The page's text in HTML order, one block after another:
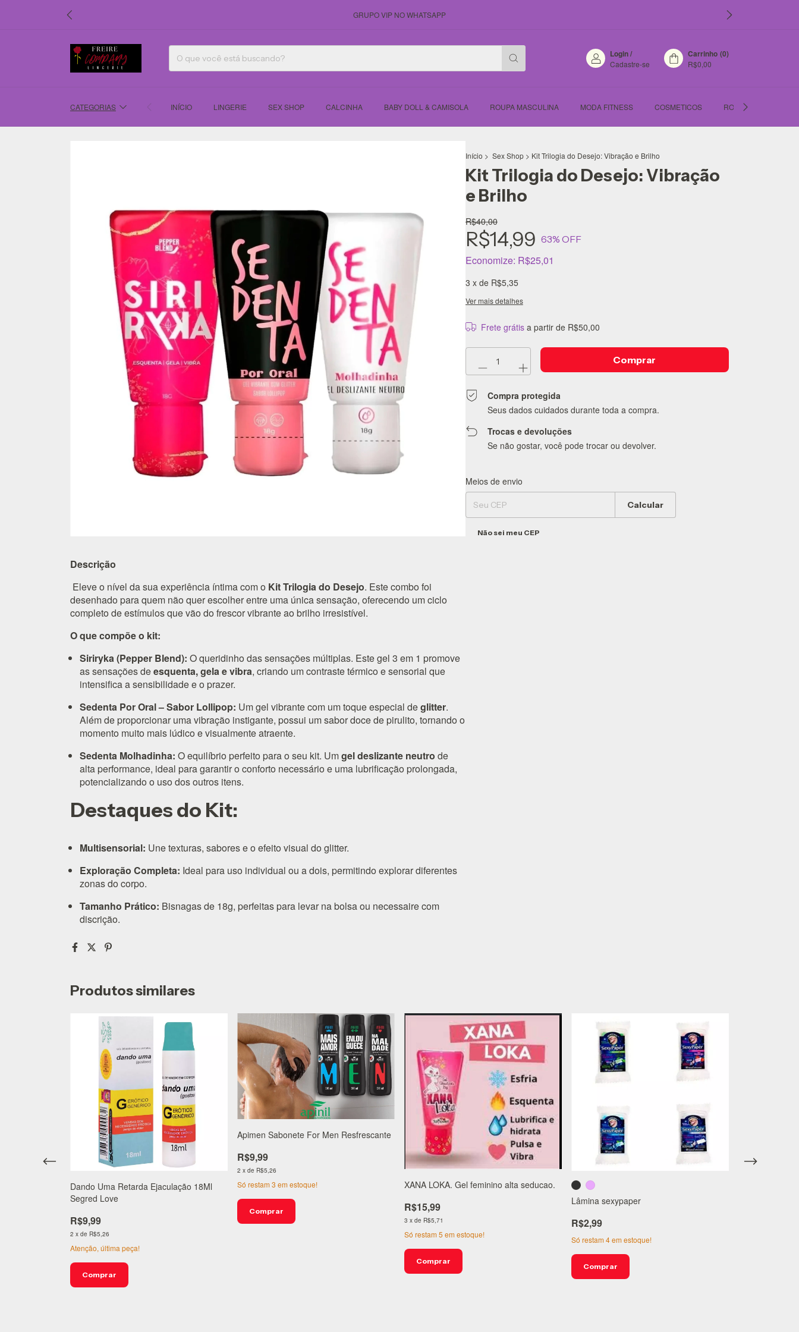
GRUPO VIP NO WHATSAPP
Login/
Cadastre-se
Carrinho (0)
R$0,00
CATEGORIAS INÍCIO LINGERIE SEX SHOP CALCINHA BABY DOLL & CAMISOLA ROUPA MASCULINA MODA FITNESS COSMETICOS ROUPA FEMININA
Início > ‎ Sex Shop > Kit Trilogia do Desejo: Vibração e Brilho
Kit Trilogia do Desejo: Vibração
e Brilho
R$40,00
R$14,99 63% OFF
Economize: R$25,01
3 x de R$5,35
Ver mais detalhes
Frete grátis a partir de R$50,00
Compra protegida
Seus dados cuidados durante toda a compra.
Trocas e devoluções
Se não gostar, você pode trocar ou devolver.
Entregas para o CEP:
Meios de envio
Calcular
Não sei meu CEP
Descrição
Eleve o nível da sua experiência íntima com o Kit Trilogia do Desejo. Este combo foi
desenhado para quem não quer escolher entre uma única sensação, oferecendo um ciclo
completo de estímulos que vão do frescor vibrante ao brilho irresistível.
O que compõe o kit:
Siriryka (Pepper Blend): O queridinho das sensações múltiplas. Este gel 3 em 1 promove
as sensações deesquenta, gela e vibra, criando um contraste térmico e sensorial que
intensifica a sensibilidade e o prazer.
Sedenta Por Oral – Sabor Lollipop: Um gel vibrante com um toque especial deglitter.
Além de proporcionar uma vibração instigante, possui um sabor doce de pirulito, tornando o
momento muito mais lúdico e visualmente atraente.
Sedenta Molhadinha: O equilíbrio perfeito para o seu kit. Umgel deslizante neutro de
alta performance, ideal para garantir o conforto necessário e uma lubrificação prolongada,
potencializando o uso dos outros itens.
Destaques do Kit:
Multisensorial: Une texturas, sabores e o efeito visual do glitter.
Exploração Completa: Ideal para uso individual ou a dois, permitindo explorar diferentes
zonas do corpo.
Tamanho Prático: Bisnagas de 18g, perfeitas para levar na bolsa ou necessaire com
discrição.
Produtos similares
Dando Uma Retarda Ejaculação 18Ml
Segred Love
R$9,99
2 x de R$5,26
Atenção, última peça!
Apimen Sabonete For Men Resfrescante
R$9,99
2 x de R$5,26
Só restam3 em estoque! XANA LOKA. Gel feminino alta seducao.
R$15,99
3 x de R$5,71
Só restam5 em estoque!
Lâmina sexypaper
R$2,99
Só restam4em estoque!
Comprar